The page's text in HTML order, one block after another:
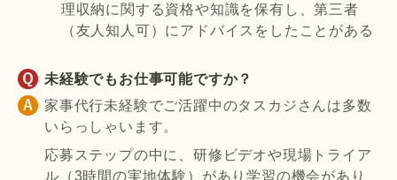
理収納に関する資格や知識を保有し、第三者
（友人知人可）にアドバイスをしたことがある
未経験でもお仕事可能ですか？
家事代行未経験でご活躍中のタスカジさんは多数
いらっしゃいます。
応募ステップの中に、研修ビデオや現場トライア
ル（3時間の実地体験）があり学習の機会があり